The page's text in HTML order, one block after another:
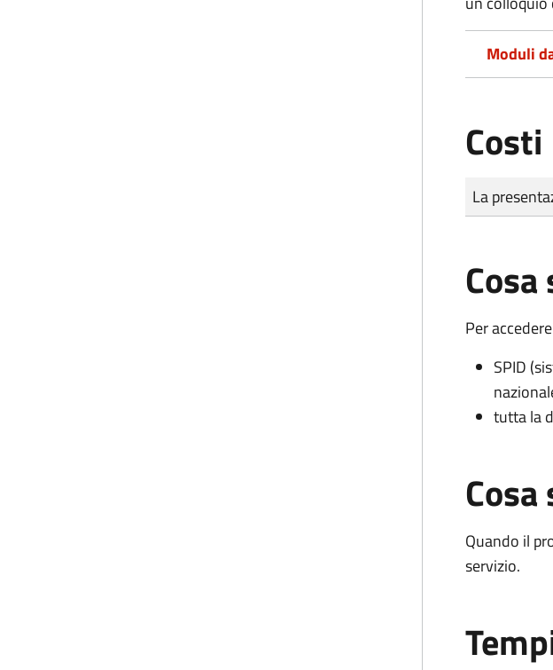
Moduli
Costi
Tipo di
Importo
La
Cosa
Per
SPID
tutta la
Quando il
servizio.